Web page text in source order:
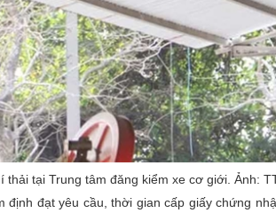
thải tại Trung tâm đăng kiểm xe cơ giới. Ảnh:
đạt yêu cầu, thời gian cấp giấy chứng